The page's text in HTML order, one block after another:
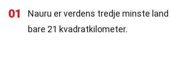
01 Nauru er verdens tredje minste
bare 21 kvadratkilometer.